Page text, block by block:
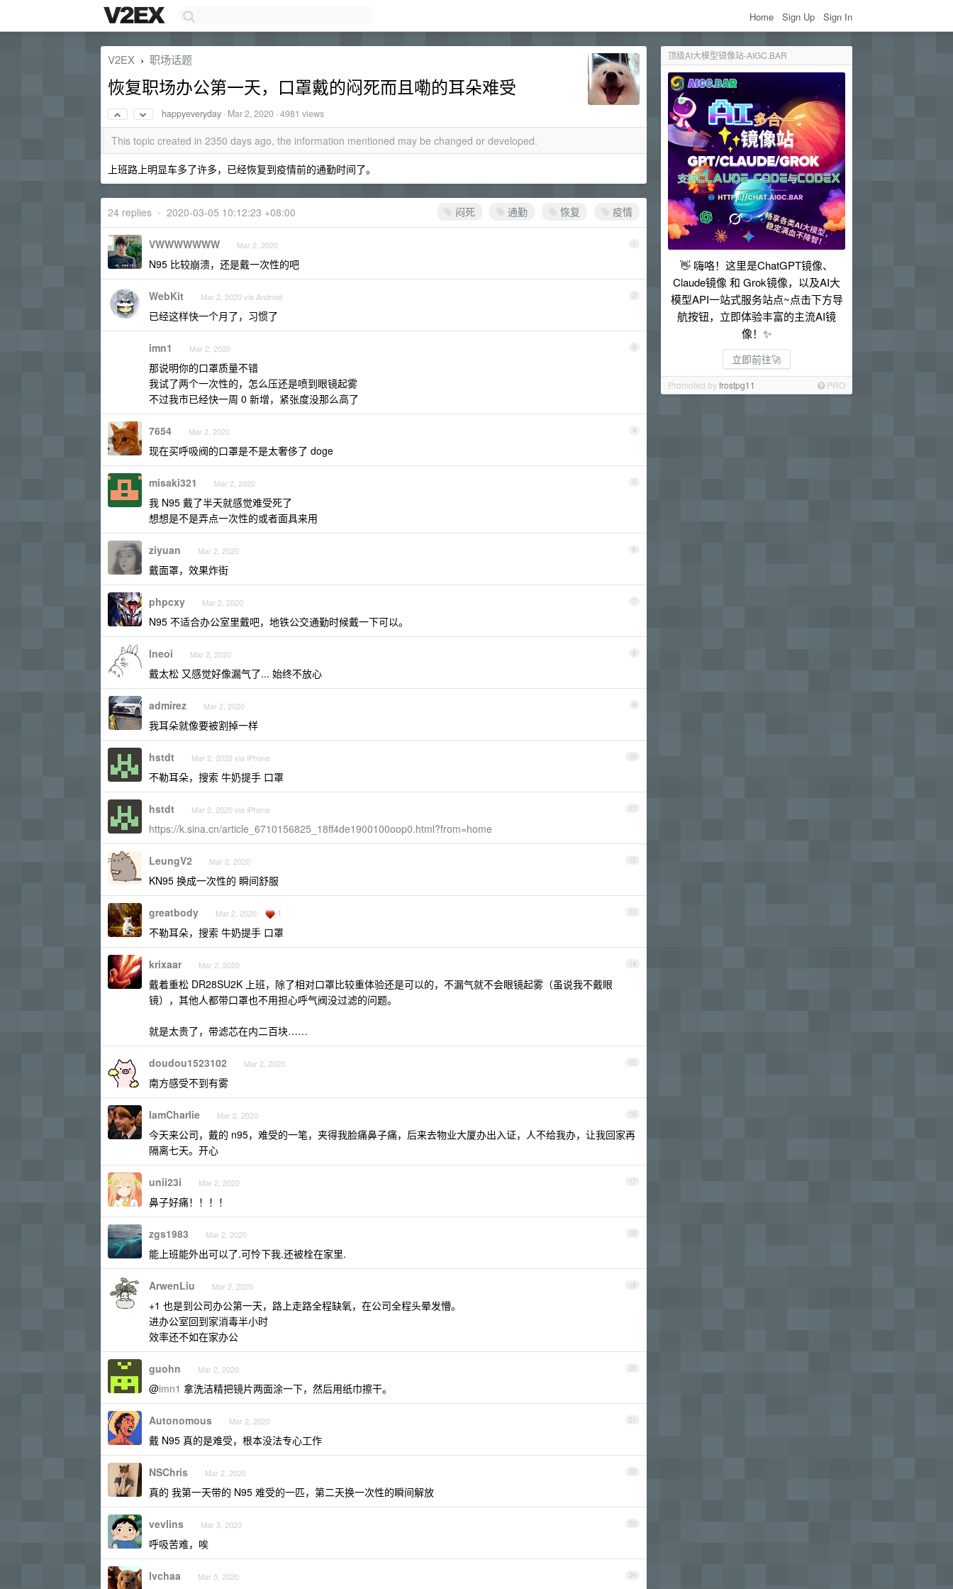
Home Sign Up Sign In
顶级AI大模型镜像站-AIGC.BAR
👋 嗨咯！这里是ChatGPT镜像、
Claude镜像 和 Grok镜像，以及AI大
模型API一站式服务站点~点击下方导
航按钮，立即体验丰富的主流AI镜
像！✨
立即前往🚀
Promoted byfrostpg11 PRO
V2EX › 职场话题
恢复职场办公第一天，口罩戴的闷死而且嘞的耳朵难受
happyeveryday · Mar 2, 2020 · 4981 views
This topic created in 2350 days ago, the information mentioned may be changed or developed.
上班路上明显车多了许多，已经恢复到疫情前的通勤时间了。
闷死 通勤 恢复 疫情
24 replies • 2020-03-05 10:12:23 +08:00
1
VWWWWWWW Mar 2, 2020
N95 比较崩溃，还是戴一次性的吧
2
WebKit Mar 2, 2020 via Android
已经这样快一个月了，习惯了
3
imn1 Mar 2, 2020
那说明你的口罩质量不错
我试了两个一次性的，怎么压还是喷到眼镜起雾
不过我市已经快一周 0 新增，紧张度没那么高了
4
7654 Mar 2, 2020
现在买呼吸阀的口罩是不是太奢侈了 doge
5
misaki321 Mar 2, 2020
我 N95 戴了半天就感觉难受死了
想想是不是弄点一次性的或者面具来用
6
ziyuan Mar 2, 2020
戴面罩，效果炸街
7
phpcxy Mar 2, 2020
N95 不适合办公室里戴吧，地铁公交通勤时候戴一下可以。
8
lneoi Mar 2, 2020
戴太松 又感觉好像漏气了... 始终不放心
9
admirez Mar 2, 2020
我耳朵就像要被割掉一样
10
hstdt Mar 2, 2020 via iPhone
不勒耳朵，搜索 牛奶提手 口罩
11
hstdt Mar 2, 2020 via iPhone
https://k.sina.cn/article_6710156825_18ff4de1900100oop0.html?from=home
12
LeungV2 Mar 2, 2020
KN95 换成一次性的 瞬间舒服
13
greatbody Mar 2, 2020 1
不勒耳朵，搜索 牛奶提手 口罩
14
krixaar Mar 2, 2020
戴着重松 DR28SU2K 上班，除了相对口罩比较重体验还是可以的，不漏气就不会眼镜起雾（虽说我不戴眼
镜），其他人都带口罩也不用担心呼气阀没过滤的问题。
就是太贵了，带滤芯在内二百块……
15
doudou1523102 Mar 2, 2020
南方感受不到有雾
16
IamCharlie Mar 2, 2020
今天来公司，戴的 n95，难受的一笔，夹得我脸痛鼻子痛，后来去物业大厦办出入证，人不给我办，让我回家再
隔离七天。开心
17
unii23i Mar 2, 2020
鼻子好痛！！！！
18
zgs1983 Mar 2, 2020
能上班能外出可以了.可怜下我.还被栓在家里.
19
ArwenLiu Mar 2, 2020
+1 也是到公司办公第一天，路上走路全程缺氧，在公司全程头晕发懵。
进办公室回到家消毒半小时
效率还不如在家办公
20
guohn Mar 2, 2020
@imn1 拿洗洁精把镜片两面涂一下，然后用纸巾擦干。
21
Autonomous Mar 2, 2020
戴 N95 真的是难受，根本没法专心工作
22
NSChris Mar 2, 2020
真的 我第一天带的 N95 难受的一匹，第二天换一次性的瞬间解放
23
vevlins Mar 3, 2020
呼吸苦难，唉
24
lvchaa Mar 5, 2020